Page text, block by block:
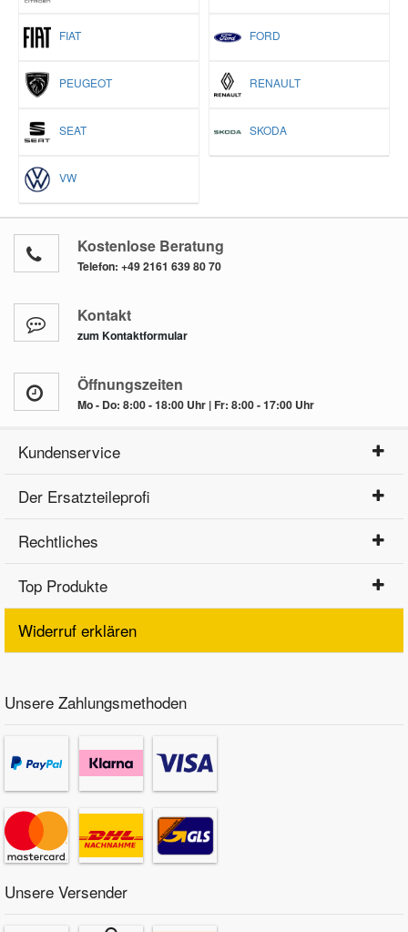
FIAT FORD
PEUGEOT RENAULT
SEAT SKODA
VW
Kostenlose Beratung
Telefon: +49 2161 639 80 70
Kontakt
zum Kontaktformular
Öffnungszeiten
Mo - Do: 8:00 - 18:00 Uhr | Fr: 8:00 - 17:00 Uhr
Kundenservice
Der Ersatzteileprofi
Rechtliches
Top Produkte
Widerruf erklären
Unsere Zahlungsmethoden
Unsere Versender